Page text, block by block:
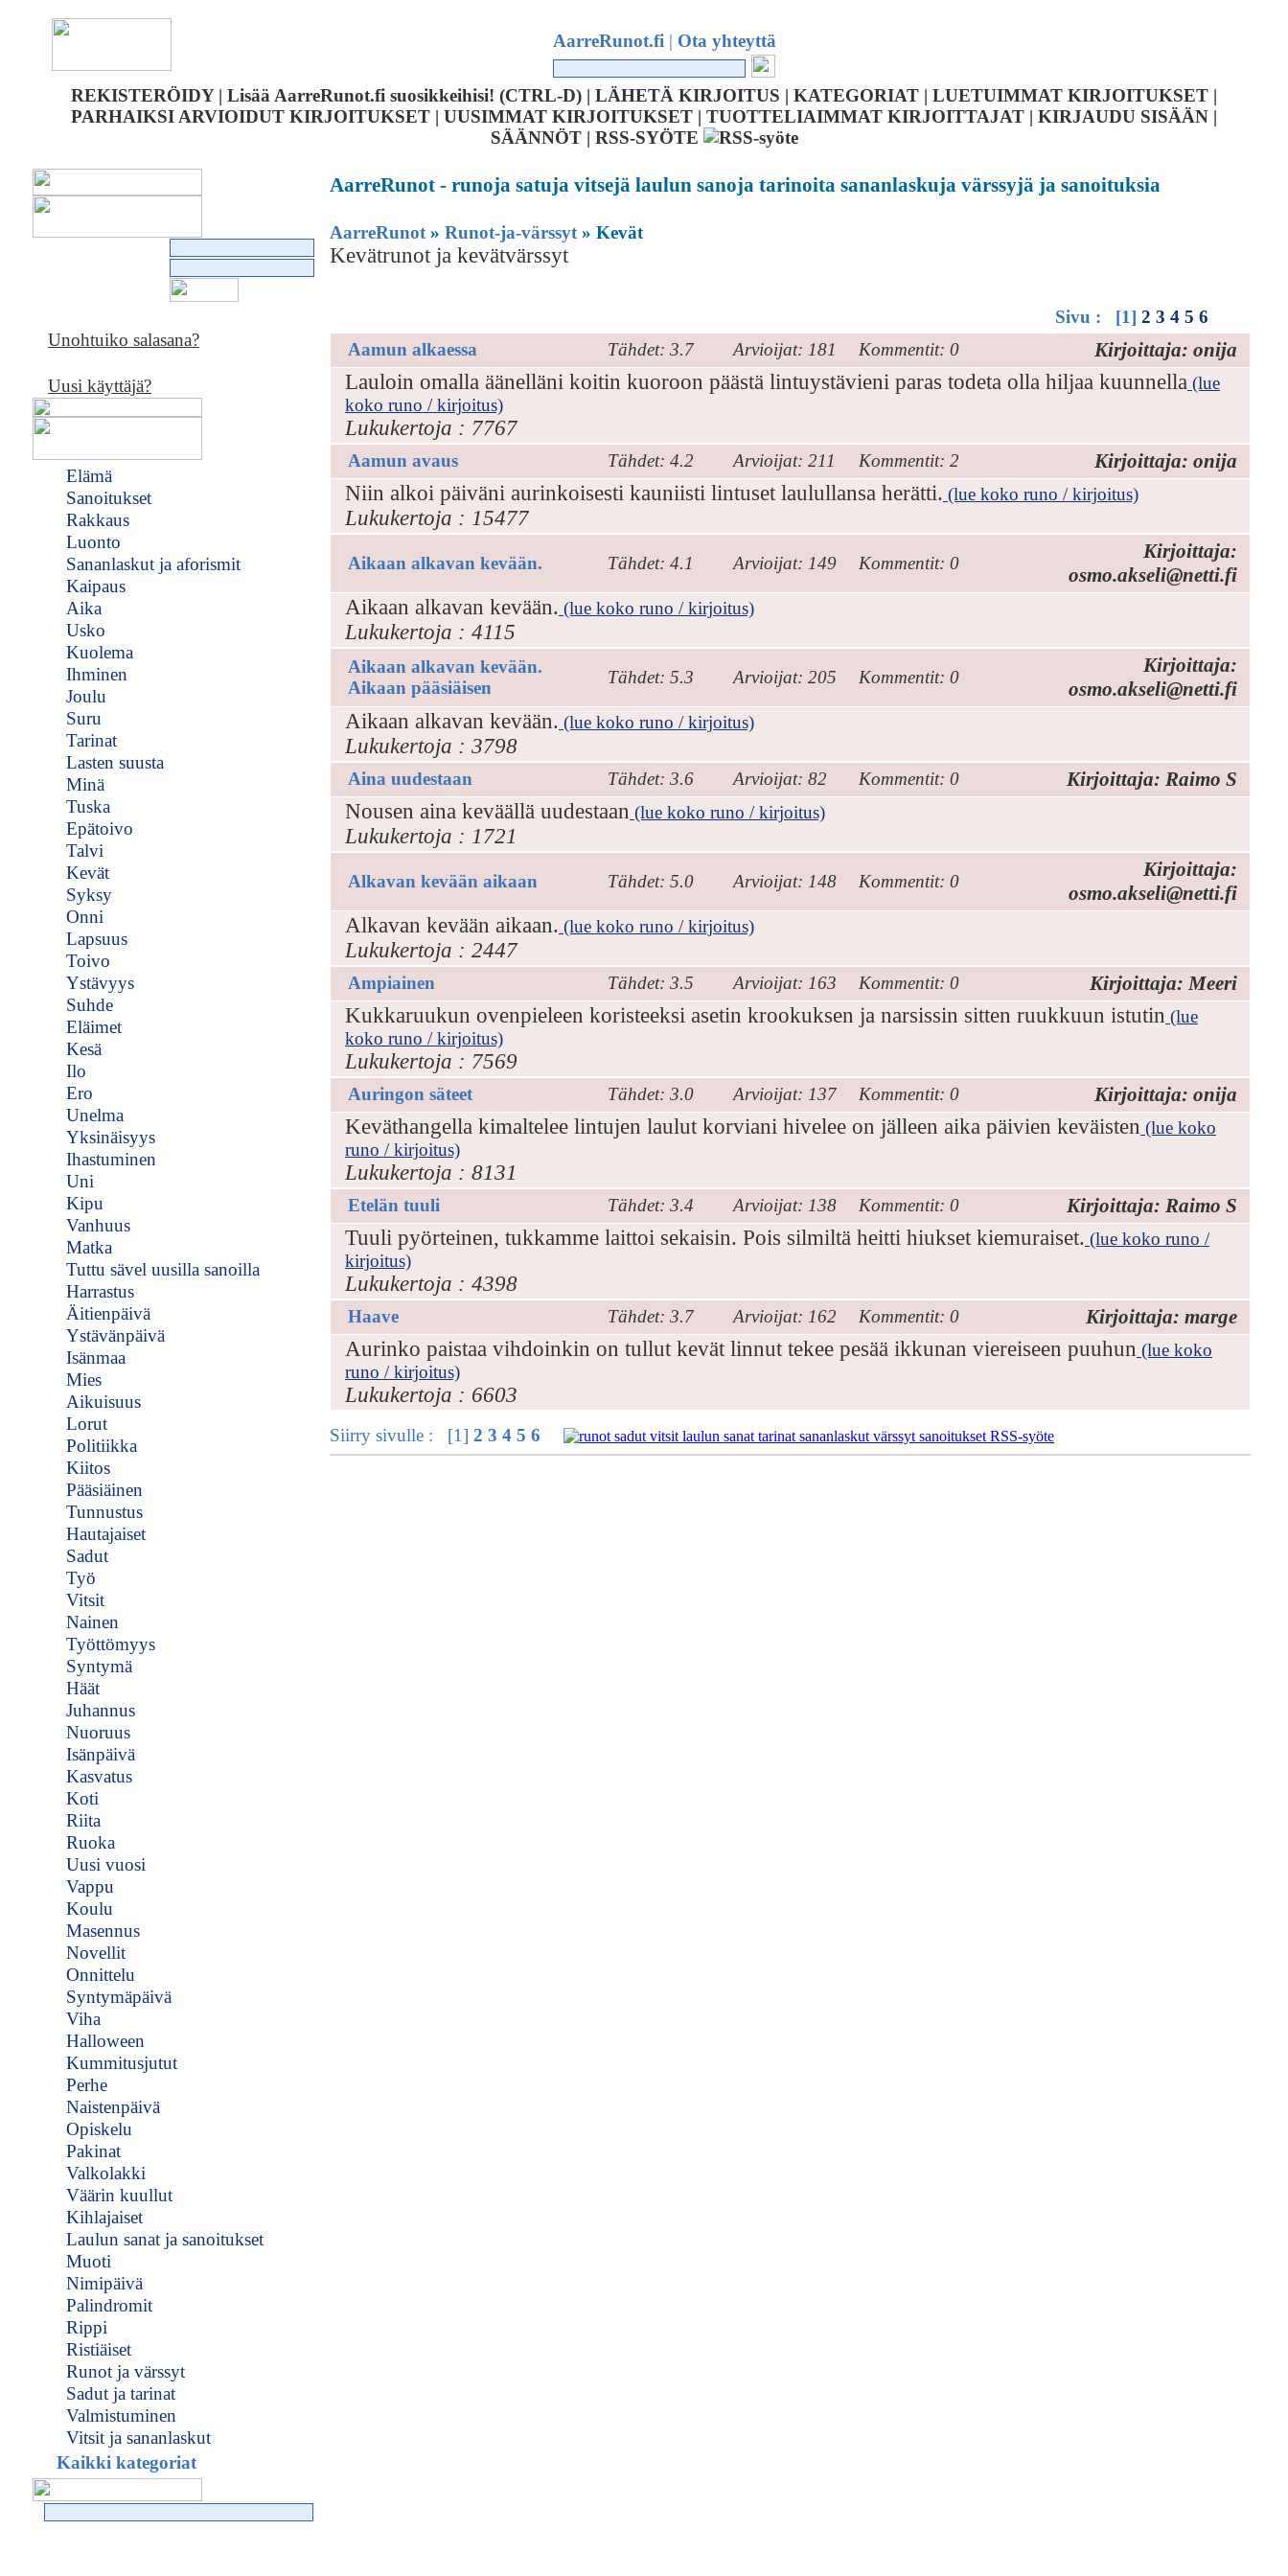
AarreRunot.fi | Ota yhteyttä
REKISTERÖIDY| Lisää AarreRunot.fi suosikkeihisi! (CTRL-D) | LÄHETÄ KIRJOITUS | KATEGORIAT | LUETUIMMAT KIRJOITUKSET |
PARHAIKSI ARVIOIDUT KIRJOITUKSET | UUSIMMAT KIRJOITUKSET | TUOTTELIAIMMAT KIRJOITTAJAT | KIRJAUDU SISÄÄN |
SÄÄNNÖT| RSS-SYÖTE
Unohtuiko salasana?
Uusi käyttäjä?
Elämä
Sanoitukset
Rakkaus
Luonto
Sananlaskut ja aforismit
Kaipaus
Aika
Usko
Kuolema
Ihminen
Joulu
Suru
Tarinat
Lasten suusta
Minä
Tuska
Epätoivo
Talvi
Kevät
Syksy
Onni
Lapsuus
Toivo
Ystävyys
Suhde
Eläimet
Kesä
Ilo
Ero
Unelma
Yksinäisyys
Ihastuminen
Uni
Kipu
Vanhuus
Matka
Tuttu sävel uusilla sanoilla
Harrastus
Äitienpäivä
Ystävänpäivä
Isänmaa
Mies
Aikuisuus
Lorut
Politiikka
Kiitos
Pääsiäinen
Tunnustus
Hautajaiset
Sadut
Työ
Vitsit
Nainen
Työttömyys
Syntymä
Häät
Juhannus
Nuoruus
Isänpäivä
Kasvatus
Koti
Riita
Ruoka
Uusi vuosi
Vappu
Koulu
Masennus
Novellit
Onnittelu
Syntymäpäivä
Viha
Halloween
Kummitusjutut
Perhe
Naistenpäivä
Opiskelu
Pakinat
Valkolakki
Väärin kuullut
Kihlajaiset
Laulun sanat ja sanoitukset
Muoti
Nimipäivä
Palindromit
Rippi
Ristiäiset
Runot ja värssyt
Sadut ja tarinat
Valmistuminen
Vitsit ja sananlaskut
Kaikki kategoriat
AarreRunot - runoja satuja vitsejä laulun sanoja tarinoita sananlaskuja värssyjä ja sanoituksia
AarreRunot » Runot-ja-värssyt » Kevät
Kevätrunot ja kevätvärssyt
Sivu : [1] 2 3 4 5 6
Aamun alkaessa
Tähdet: 3.7 Arvioijat: 181 Kommentit: 0 Kirjoittaja: onija
Lauloin omalla äänelläni koitin kuoroon päästä lintuystävieni paras todeta olla hiljaa kuunnella (lue
koko runo / kirjoitus)
Lukukertoja : 7767
Aamun avaus Tähdet: 4.2 Arvioijat: 211 Kommentit: 2 Kirjoittaja: onija
Niin alkoi päiväni aurinkoisesti kauniisti lintuset laulullansa herätti. (lue koko runo / kirjoitus)
Lukukertoja : 15477
Aikaan alkavan kevään. Tähdet: 4.1 Arvioijat: 149 Kommentit: 0
Kirjoittaja:
osmo.akseli@netti.fi
Aikaan alkavan kevään. (lue koko runo / kirjoitus)
Lukukertoja : 4115
Aikaan alkavan kevään.
Aikaan pääsiäisen
Tähdet: 5.3 Arvioijat: 205 Kommentit: 0
Kirjoittaja:
osmo.akseli@netti.fi
Aikaan alkavan kevään. (lue koko runo / kirjoitus)
Lukukertoja : 3798
Aina uudestaan Tähdet: 3.6 Arvioijat: 82 Kommentit: 0 Kirjoittaja: Raimo S
Nousen aina keväällä uudestaan (lue koko runo / kirjoitus)
Lukukertoja : 1721
Alkavan kevään aikaan Tähdet: 5.0 Arvioijat: 148 Kommentit: 0
Kirjoittaja:
osmo.akseli@netti.fi
Alkavan kevään aikaan. (lue koko runo / kirjoitus)
Lukukertoja : 2447
Ampiainen Tähdet: 3.5 Arvioijat: 163 Kommentit: 0 Kirjoittaja: Meeri
Kukkaruukun ovenpieleen koristeeksi asetin krookuksen ja narsissin sitten ruukkuun istutin (lue
koko runo / kirjoitus)
Lukukertoja : 7569
Auringon säteet Tähdet: 3.0 Arvioijat: 137 Kommentit: 0 Kirjoittaja: onija
Keväthangella kimaltelee lintujen laulut korviani hivelee on jälleen aika päivien keväisten (lue koko
runo / kirjoitus)
Lukukertoja : 8131
Etelän tuuli Tähdet: 3.4 Arvioijat: 138 Kommentit: 0 Kirjoittaja: Raimo S
Tuuli pyörteinen, tukkamme laittoi sekaisin. Pois silmiltä heitti hiukset kiemuraiset. (lue koko runo /
kirjoitus)
Lukukertoja : 4398
Haave Tähdet: 3.7 Arvioijat: 162 Kommentit: 0 Kirjoittaja: marge
Aurinko paistaa vihdoinkin on tullut kevät linnut tekee pesää ikkunan viereiseen puuhun (lue koko
runo / kirjoitus)
Lukukertoja : 6603
Siirry sivulle : [1] 2 3 4 5 6